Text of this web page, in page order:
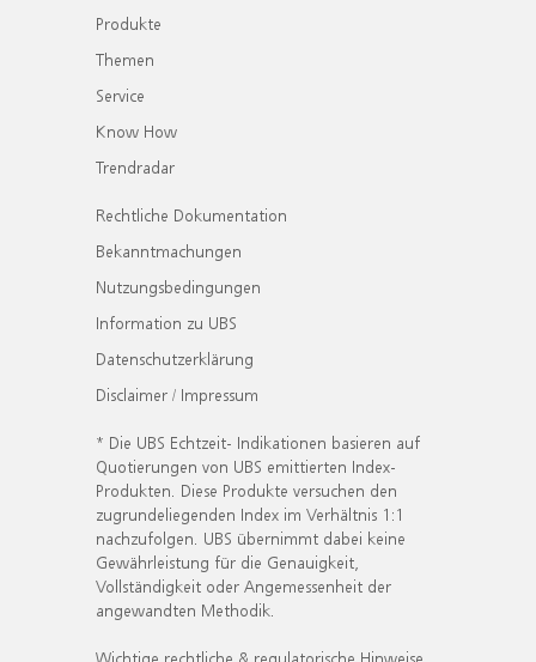
Produkte
Themen
Service
Know How
Trendradar
Rechtliche Dokumentation
Bekanntmachungen
Nutzungsbedingungen
Information zu UBS
Datenschutzerklärung
Disclaimer / Impressum
* Die UBS Echtzeit- Indikationen basieren auf
Quotierungen von UBS emittierten Index-
Produkten. Diese Produkte versuchen den
zugrundeliegenden Index im Verhältnis 1:1
nachzufolgen. UBS übernimmt dabei keine
Gewährleistung für die Genauigkeit,
Vollständigkeit oder Angemessenheit der
angewandten Methodik.